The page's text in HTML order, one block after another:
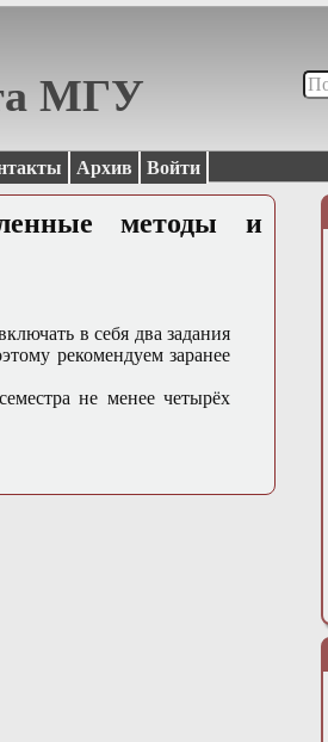
МГУ
Архив Войти
методы и
в себя два задания
рекомендуем заранее
не менее четырёх